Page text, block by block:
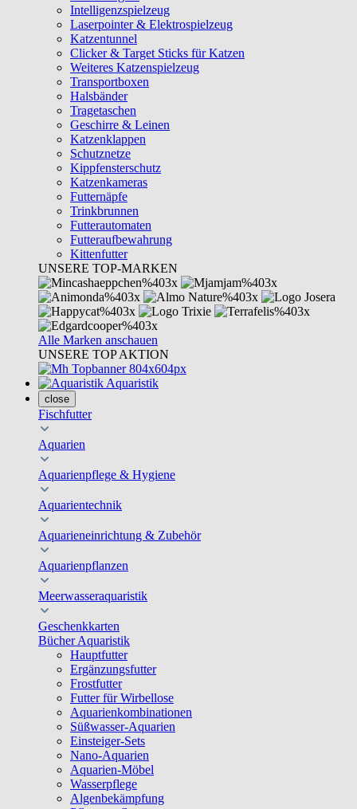
Intelligenzspielzeug
Laserpointer & Elektrospielzeug
Katzentunnel
Clicker & Target Sticks für Katzen
Weiteres Katzenspielzeug
Transportboxen
Halsbänder
Tragetaschen
Geschirre & Leinen
Katzenklappen
Schutznetze
Kippfensterschutz
Katzenkameras
Futternäpfe
Trinkbrunnen
Futterautomaten
Futteraufbewahrung
Kittenfutter
UNSERE TOP-MARKEN
Alle Marken anschauen
UNSERE TOP AKTION
Aquaristik
close
Fischfutter
Aquarien
Aquarienpflege & Hygiene
Aquarientechnik
Aquarieneinrichtung & Zubehör
Aquarienpflanzen
Meerwasseraquaristik
Geschenkkarten
Bücher Aquaristik
Hauptfutter
Ergänzungsfutter
Frostfutter
Futter für Wirbellose
Aquarienkombinationen
Süßwasser-Aquarien
Einsteiger-Sets
Nano-Aquarien
Aquarien-Möbel
Wasserpflege
Algenbekämpfung